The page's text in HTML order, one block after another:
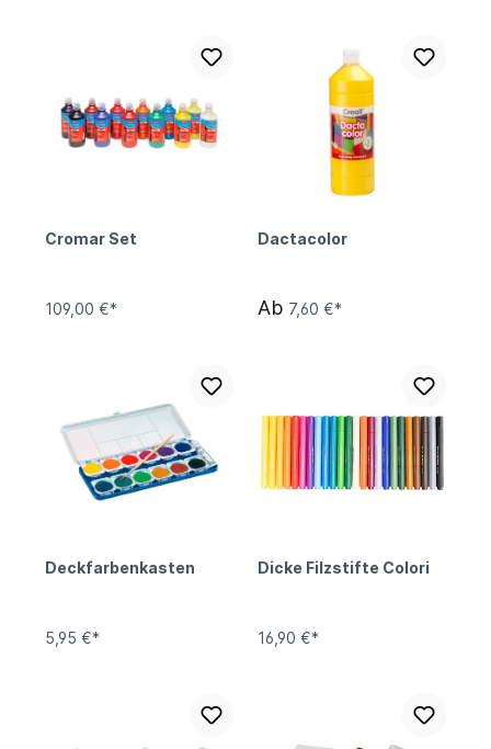
Cromar Set
109,00 €*
Dactacolor
Ab 7,60 €*
Deckfarbenkasten
5,95 €*
Dicke Filzstifte Colori
16,90 €*